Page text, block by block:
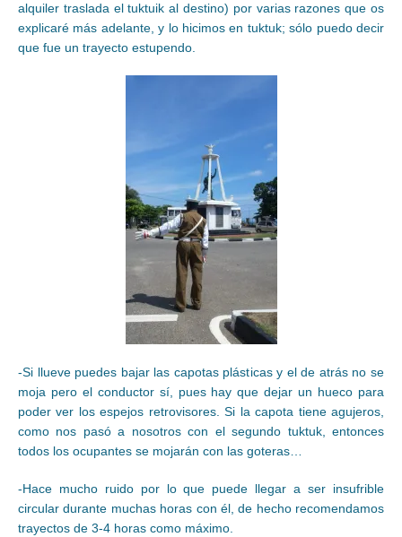
alquiler traslada el tuktuik al destino) por varias razones que os
explicaré más adelante, y lo hicimos en tuktuk; sólo puedo decir
que fue un trayecto estupendo.
-Si llueve puedes bajar las capotas plásticas y el de atrás no se
moja pero el conductor sí, pues hay que dejar un hueco para
poder ver los espejos retrovisores. Si la capota tiene agujeros,
como nos pasó a nosotros con el segundo tuktuk, entonces
todos los ocupantes se mojarán con las goteras…
-Hace mucho ruido por lo que puede llegar a ser insufrible
circular durante muchas horas con él, de hecho recomendamos
trayectos de 3-4 horas como máximo.